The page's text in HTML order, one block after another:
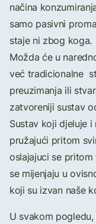
načina
samo pasivni
staje ni zbog koga.
Možda će u
već tradicionalne
preuzimanja ili
zatvoreniji sustav
Sustav koji djeluje
pružajući pritom
oslajajuci se
se mijenjaju u
koji su izvan naše
U svakom